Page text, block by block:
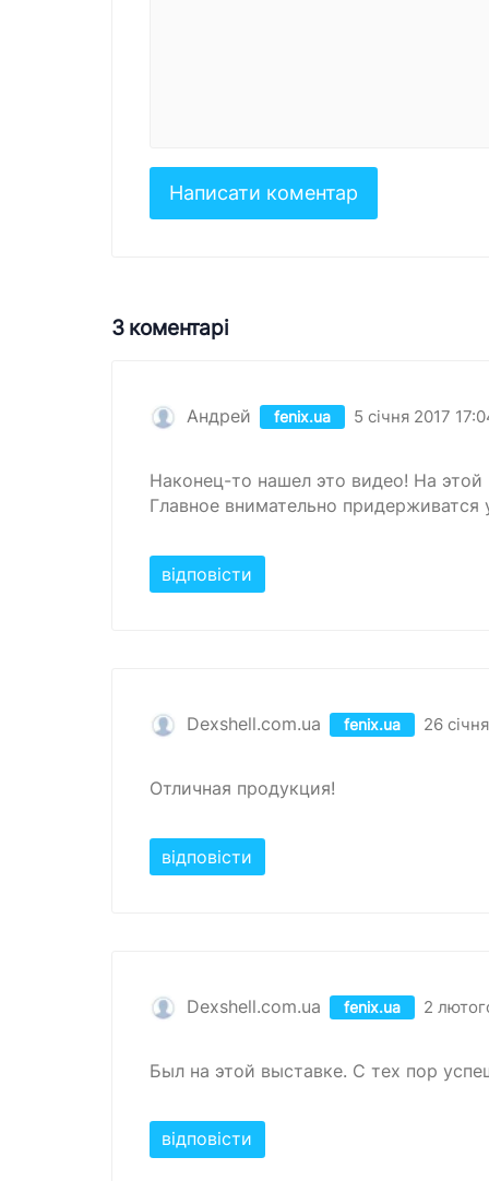
3 коментарі
Андрей fenix.ua 5 січня 2017
Наконец-то нашел это видео! На
Главное внимательно придерживатся
відповісти
Dexshell.com.ua fenix.ua 26
Отличная продукция!
відповісти
Dexshell.com.ua fenix.ua 2
Был на этой выставке. С тех пор
відповісти